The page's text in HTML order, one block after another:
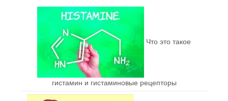
Что это такое
гистамин и гистаминовые рецепторы